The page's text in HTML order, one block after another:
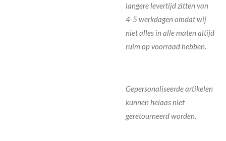
langere levertijd zitten van
4-5 werkdagen omdat wij
niet alles in alle maten altijd
ruim op voorraad hebben.
Gepersonaliseerde artikelen
kunnen helaas niet
geretourneerd worden.